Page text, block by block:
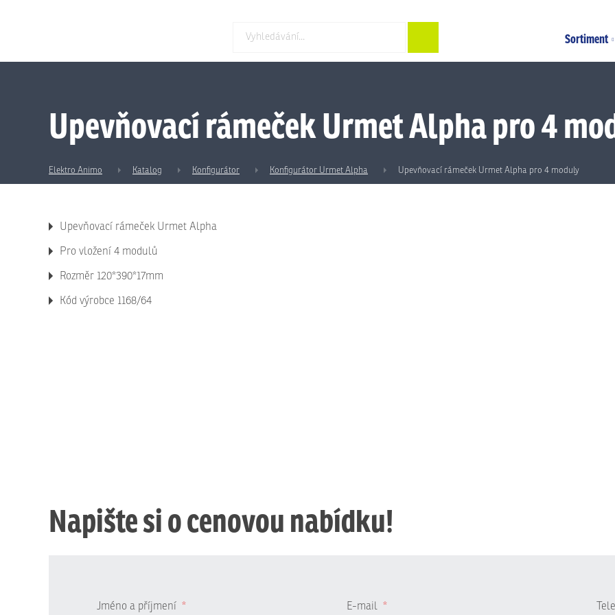
Sortiment
Upevňovací rámeček Urmet Alpha pro 4
Elektro Animo Katalog Konfigurátor Konfigurátor Urmet Alpha Upevňovací rámeček Urmet Alpha pro 4 moduly
Upevňovací rámeček Urmet Alpha
Pro vložení 4 modulů
Rozměr 120*390*17mm
Kód výrobce 1168/64
Napište si o cenovou nabídku!
Jméno a příjmení * E-mail *